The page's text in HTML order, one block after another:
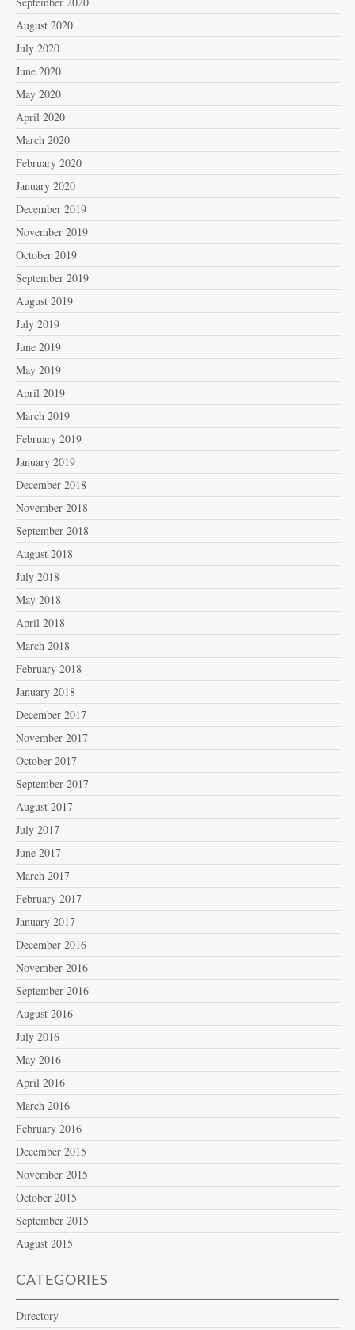
August 2020
July 2020
June 2020
May 2020
April 2020
March 2020
February 2020
January 2020
December 2019
November 2019
October 2019
September 2019
August 2019
July 2019
June 2019
May 2019
April 2019
March 2019
February 2019
January 2019
December 2018
November 2018
September 2018
August 2018
July 2018
May 2018
April 2018
March 2018
February 2018
January 2018
December 2017
November 2017
October 2017
September 2017
August 2017
July 2017
June 2017
March 2017
February 2017
January 2017
December 2016
November 2016
September 2016
August 2016
July 2016
May 2016
April 2016
March 2016
February 2016
December 2015
November 2015
October 2015
September 2015
August 2015
CATEGORIES
Directory